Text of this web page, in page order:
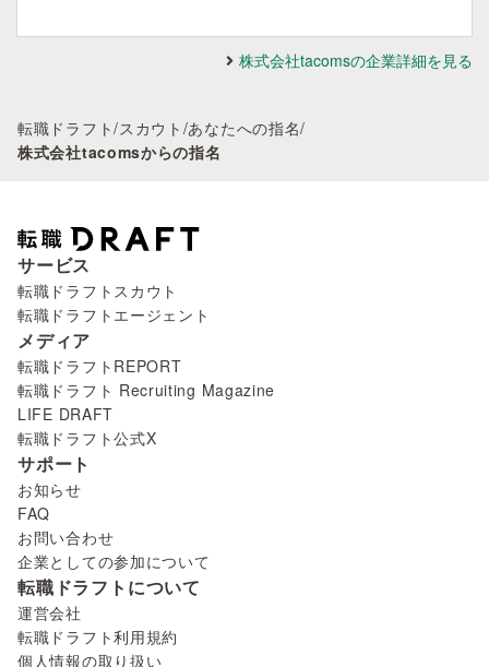
株式会社tacomsの企業詳細を見る
転職ドラフト/スカウト /あなたへの指名/
株式会社tacomsからの指名
サービス
転職ドラフトスカウト
転職ドラフトエージェント
メディア
転職ドラフトREPORT
転職ドラフト Recruiting Magazine
LIFE DRAFT
転職ドラフト公式X
サポート
お知らせ
FAQ
お問い合わせ
企業としての参加について
転職ドラフトについて
運営会社
転職ドラフト利用規約
個人情報の取り扱い